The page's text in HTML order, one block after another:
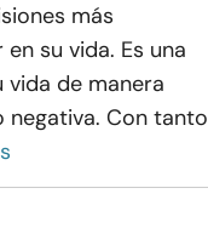
más
su vida. Es una
de manera
Con tanto